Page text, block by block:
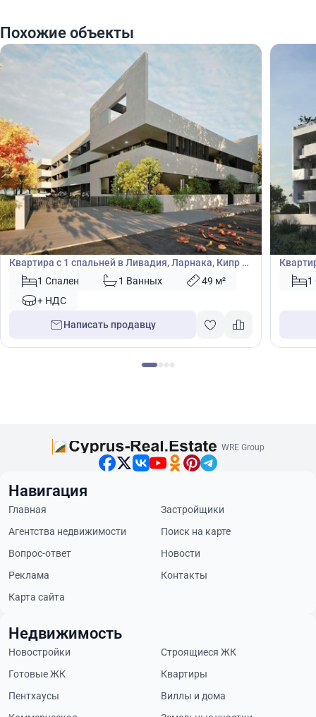
Похожие объекты
€ 189 000
Квартира
Квартира с 1 спальней в Ливадия, Ларнака, Кипр №
482031 Спален 1 Ванных
49 м²
+ НДС
Написать продавцу
€180
1
WRE Group
Навигация
Главная
Застройщики
Агентства недвижимости
Поиск на карте
Вопрос-ответ
Новости
Реклама
Контакты
Карта сайта
Недвижимость
Новостройки
Строящиеся ЖК
Готовые ЖК
Квартиры
Пентхаусы
Виллы и дома